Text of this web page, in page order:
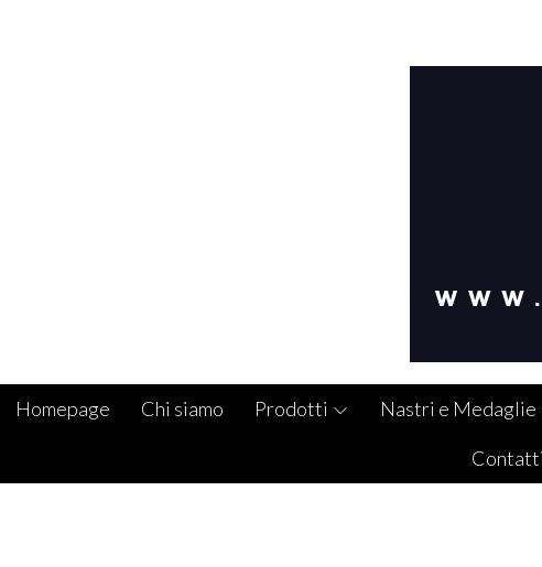
Homepage Chi siamo Prodotti Nastri e Medaglie
Contatti